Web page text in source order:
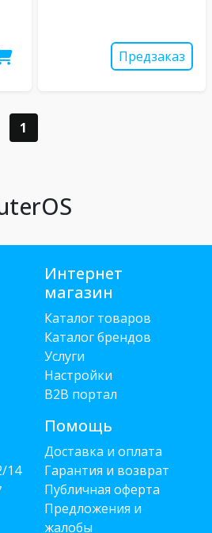
Предзаказ
1
14
Интернет
магазин
Каталог товаров
Каталог брендов
Услуги
Настройки
B2B портал
Помощь
Доставка и оплата
Гарантия и возврат
Публичная оферта
Предложения и
жалобы